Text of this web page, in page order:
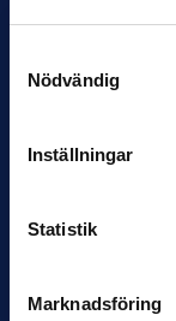
Nödvändig
Inställningar
Statistik
Marknadsföring
Favorit i